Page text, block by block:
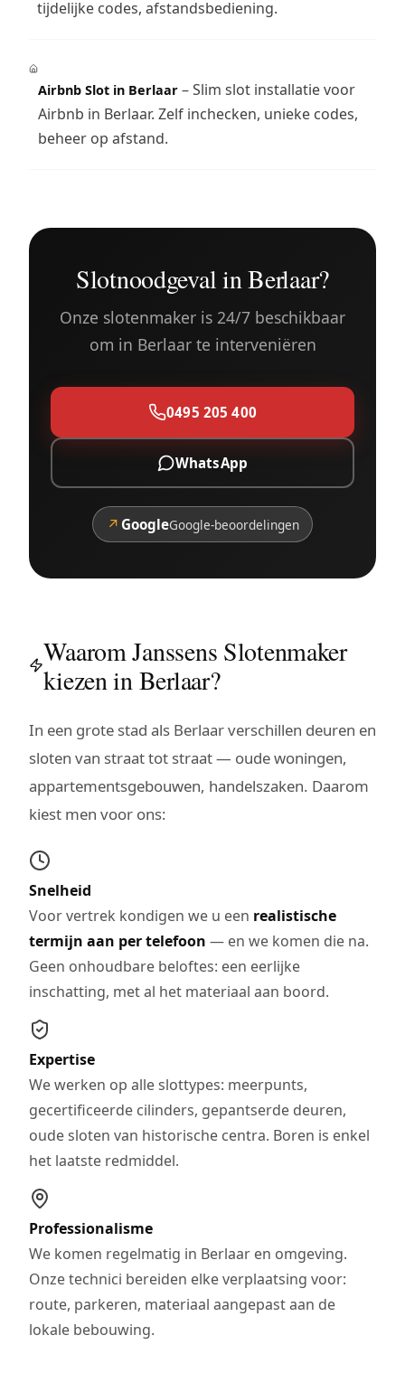
tijdelijke codes, afstandsbediening.
Airbnb Slot in Berlaar – Slim slot installatie voor
Airbnb in Berlaar. Zelf inchecken, unieke codes,
beheer op afstand.
Slotnoodgeval in Berlaar?
Onze slotenmaker is 24/7 beschikbaar
om in Berlaar te interveniëren
0495 205 400
WhatsApp
↗ GoogleGoogle-beoordelingen
Waarom Janssens Slotenmaker
kiezen in Berlaar?
In een grote stad als Berlaar verschillen deuren en
sloten van straat tot straat — oude woningen,
appartementsgebouwen, handelszaken. Daarom
kiest men voor ons:
Snelheid
Voor vertrek kondigen we u een realistische
termijn aan per telefoon — en we komen die na.
Geen onhoudbare beloftes: een eerlijke
inschatting, met al het materiaal aan boord.
Expertise
We werken op alle slottypes: meerpunts,
gecertificeerde cilinders, gepantserde deuren,
oude sloten van historische centra. Boren is enkel
het laatste redmiddel.
Professionalisme
We komen regelmatig in Berlaar en omgeving.
Onze technici bereiden elke verplaatsing voor:
route, parkeren, materiaal aangepast aan de
lokale bebouwing.